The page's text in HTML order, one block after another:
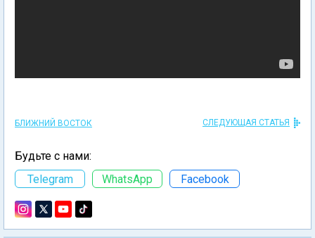
БЛИЖНИЙ ВОСТОК СЛЕДУЮЩАЯ СТАТЬЯ
Будьте с нами:
Telegram
WhatsApp Facebook